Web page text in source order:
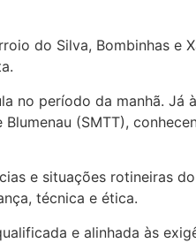
do Silva, Bombinhas e
no período da manhã. Já
(SMTT),
e situações rotineiras
técnica e ética.
e alinhada às